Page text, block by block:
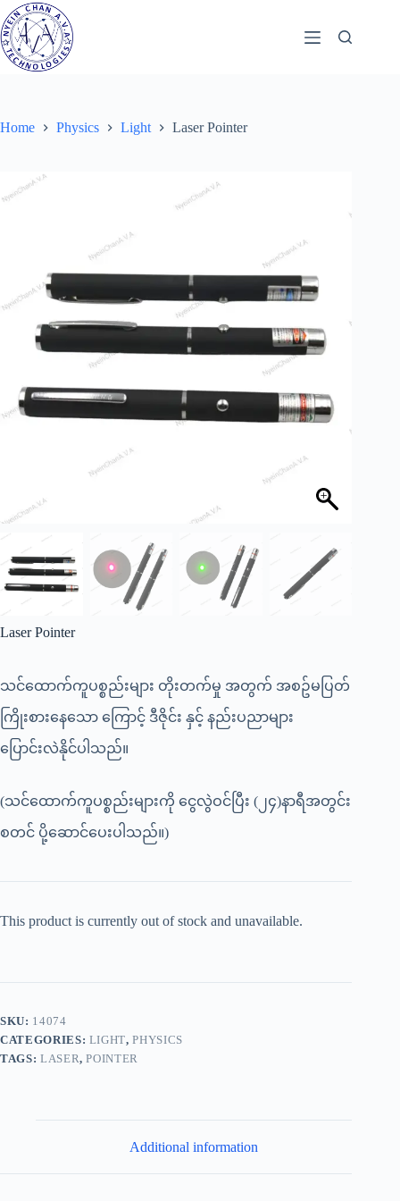
Skip
to
content
Home Physics Light Laser Pointer
Laser Pointer
သင်ထောက်ကူပစ္စည်းများ တိုးတက်မှု အတွက် အစဥ်မပြတ်
ကြိုးစားနေသော ကြောင့် ဒီဇိုင်း နှင့် နည်းပညာများ
ပြောင်းလဲနိုင်ပါသည်။
(သင်ထောက်ကူပစ္စည်းများကို ငွေလွဲဝင်ပြီး (၂၄)နာရီအတွင်း
စတင် ပို့ဆောင်ပေးပါသည်။)
This product is currently out of stock and unavailable.
SKU: 14074
CATEGORIES: LIGHT,PHYSICS
TAGS: LASER,POINTER
Additional information